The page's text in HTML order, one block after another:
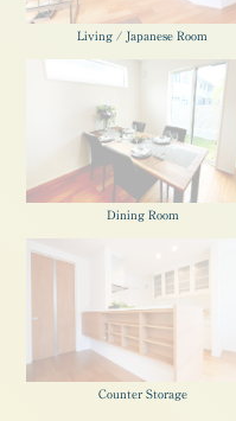
Living / Japanese Room
Dining Room
Counter Storage